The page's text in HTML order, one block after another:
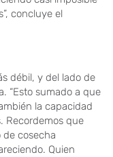
concluye el
débil, y del lado de
“Esto sumado a que
la capacidad
Recordemos que
cosecha
Quien